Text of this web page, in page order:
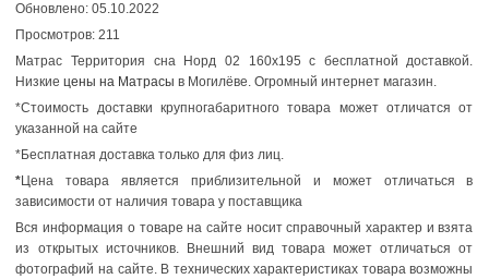
Обновлено: 05.10.2022
Просмотров: 211
Матрас Территория сна Норд 02 160x195 с бесплатной доставкой.
Низкиецены на Матрасы в Могилёве. Огромный интернет магазин.
*Стоимость доставки крупногабаритного товара может отличатся от
указанной на сайте
*Бесплатная доставка только для физ лиц.
*Цена товара является приблизительной и может отличаться в
зависимости от наличия товара у поставщика
Вся информация о товаре на сайте носит справочный характер и взята
из открытых источников. Внешний вид товара может отличаться от
фотографий на сайте. В технических характеристиках товара возможны